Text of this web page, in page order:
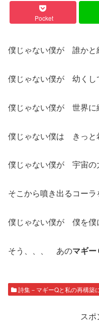
Pocket
僕じゃない僕が 誰かと
僕じゃない僕が 幼くし
僕じゃない僕が 世界に
僕じゃない僕は きっと
僕じゃない僕が 宇宙の
そこから噴き出るコー
僕じゃない僕が 僕を僕
そう、、、 あのマギー
詩集－マギーQと私の再構築
スポ